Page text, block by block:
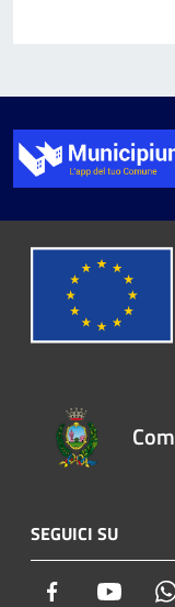
SEGUICI SU
Facebook